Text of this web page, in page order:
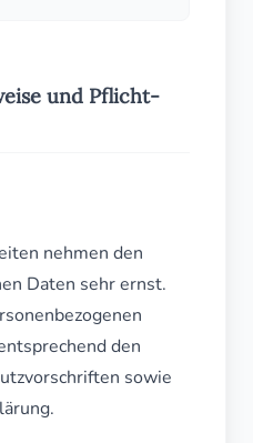
und Pflicht­
nehmen den
Daten sehr ernst.
den
sowie